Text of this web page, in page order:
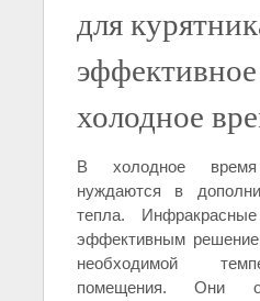
для
холодное
В холодное время
нуждаются в
тепла.
эффективным
необходимой
помещения. Они